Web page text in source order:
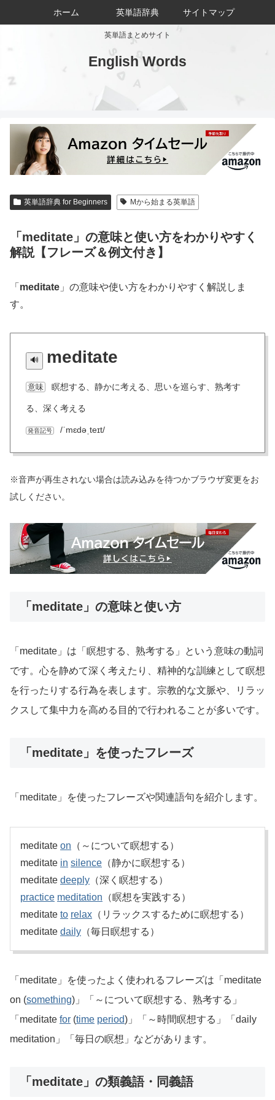
英単語まとめサイト
English Words
ホーム 英単語辞典 サイトマップ
英単語辞典 for Beginners Mから始まる英単語
「meditate」の意味と使い方をわかりやすく
解説【フレーズ＆例文付き】
「 meditate 」の意味や使い方をわかりやすく解説しま
す。
meditate
意味 瞑想する、静かに考える、思いを巡らす、熟考す
る、深く考える
発音記号 /ˈmɛdəˌteɪt/
※音声が再生されない場合は読み込みを待つかブラウザ変更をお
試しください。
「meditate」の意味と使い方
「meditate」は「瞑想する、熟考する」という意味の動詞
です。心を静めて深く考えたり、精神的な訓練として瞑想
を行ったりする行為を表します。宗教的な文脈や、リラッ
クスして集中力を高める目的で行われることが多いです。
「meditate」を使ったフレーズ
「meditate」を使ったフレーズや関連語句を紹介します。
meditate on （～について瞑想する）
meditate in silence （静かに瞑想する）
meditate deeply （深く瞑想する）
practice meditation （瞑想を実践する）
meditate to relax （リラックスするために瞑想する）
meditate daily （毎日瞑想する）
「meditate」を使ったよく使われるフレーズは「meditate
on (something)」「～について瞑想する、熟考する」
「meditate for (time period)」「～時間瞑想する」「daily
meditation」「毎日の瞑想」などがあります。
「meditate」の類義語・同義語